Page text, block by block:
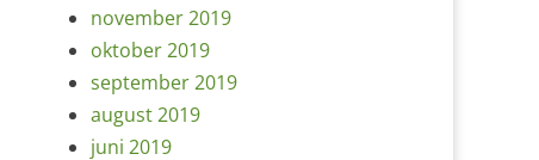
november 2019
oktober 2019
september 2019
august 2019
juni 2019